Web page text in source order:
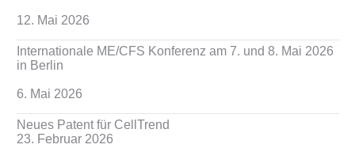
12. Mai 2026
Internationale ME/CFS Konferenz am 7. und 8. Mai 2026
in Berlin
6. Mai 2026
Neues Patent für CellTrend
23. Februar 2026